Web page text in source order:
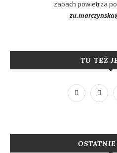
zapach powietrza
TU TEŻ